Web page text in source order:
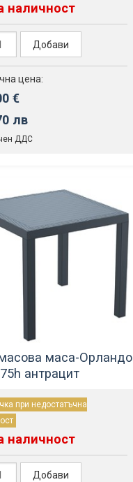
наличност
Добави
цена:
€
лв
ДДС
маса-Орландо
антрацит
при недостатъчна
наличност
Добави